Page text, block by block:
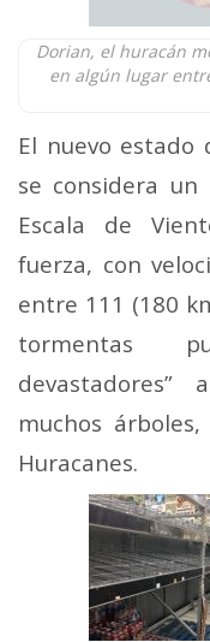
Dorian, el huracán
en algún lugar
El nuevo
se considera un
Escala de
fuerza, con
entre 111 (180
tormentas
muchos
Huracanes.